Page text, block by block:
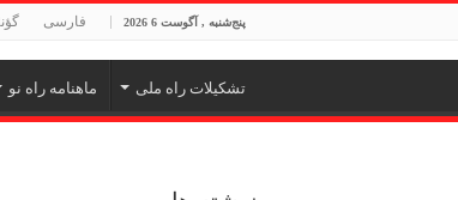
پنج‌شنبه , آگوست 6 2026 فارسی
تشکیلات راه ملی ماهنامه راه نو